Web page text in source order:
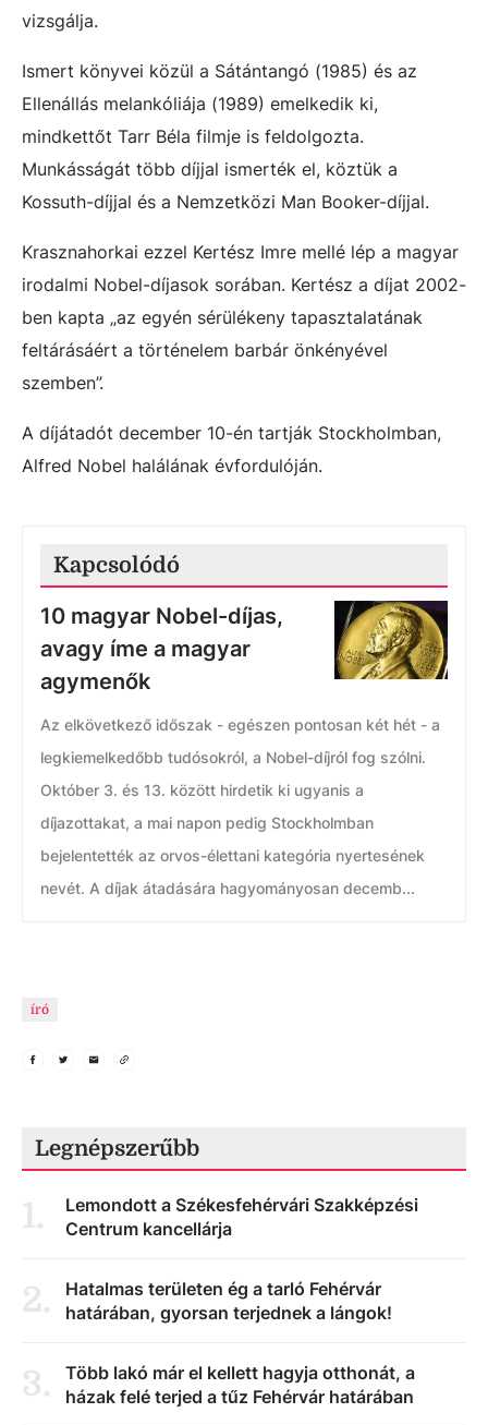
vizsgálja.
Ismert könyvei közül a Sátántangó (1985) és az
Ellenállás melankóliája (1989) emelkedik ki,
mindkettőt Tarr Béla filmje is feldolgozta.
Munkásságát több díjjal ismerték el, köztük a
Kossuth-díjjal és a Nemzetközi Man Booker-díjjal.
Krasznahorkai ezzel Kertész Imre mellé lép a magyar
irodalmi Nobel-díjasok sorában. Kertész a díjat 2002-
ben kapta „az egyén sérülékeny tapasztalatának
feltárásáért a történelem barbár önkényével
szemben”.
A díjátadót december 10-én tartják Stockholmban,
Alfred Nobel halálának évfordulóján.
Kapcsolódó
10 magyar Nobel-díjas,
avagy íme a magyar
agymenők
Az elkövetkező időszak - egészen pontosan két hét - a
legkiemelkedőbb tudósokról, a Nobel-díjról fog szólni.
Október 3. és 13. között hirdetik ki ugyanis a
díjazottakat, a mai napon pedig Stockholmban
bejelentették az orvos-élettani kategória nyertesének
nevét. A díjak átadására hagyományosan decemb...
író
Legnépszerűbb
1.
Lemondott a Székesfehérvári Szakképzési
Centrum kancellárja
2.
Hatalmas területen ég a tarló Fehérvár
határában, gyorsan terjednek a lángok!
3.
Több lakó már el kellett hagyja otthonát, a
házak felé terjed a tűz Fehérvár határában